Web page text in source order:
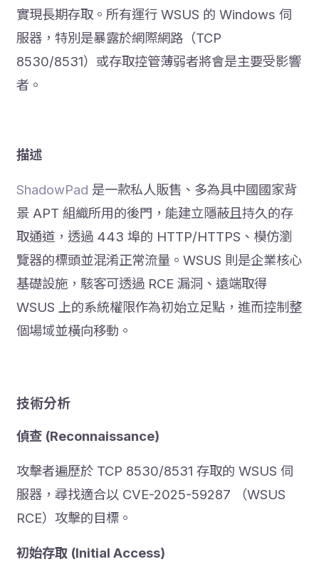
實現長期存取。所有運行 WSUS 的 Windows 伺
服器，特別是暴露於網際網路（TCP
8530/8531）或存取控管薄弱者將會是主要受影響
者。
描述
ShadowPad 是一款私人販售、多為具中國國家背
景 APT 組織所用的後門，能建立隱蔽且持久的存
取通道，透過 443 埠的 HTTP/HTTPS、模仿瀏
覽器的標頭並混淆正常流量。WSUS 則是企業核心
基礎設施，駭客可透過 RCE 漏洞、遠端取得
WSUS 上的系統權限作為初始立足點，進而控制整
個場域並橫向移動。
技術分析
偵查 (Reconnaissance)
攻擊者遍歷於 TCP 8530/8531 存取的 WSUS 伺
服器，尋找適合以 CVE-2025-59287 （WSUS
RCE）攻擊的目標。
初始存取 (Initial Access)